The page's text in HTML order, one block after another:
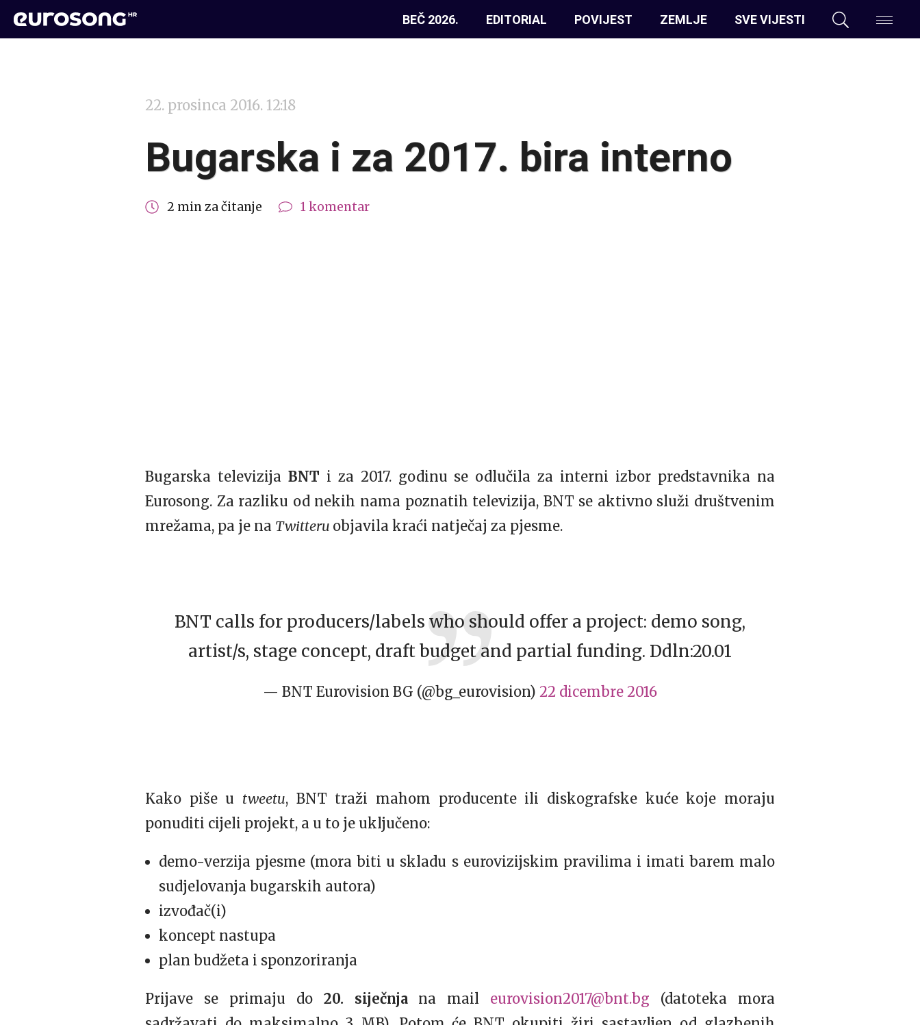
BEČ 2026. EDITORIAL POVIJEST ZEMLJE SVE VIJESTI
22. prosinca 2016. 12:18
Bugarska i za 2017. bira interno
2 min za čitanje 1 komentar
Bugarska televizija BNT i za 2017. godinu se odlučila za interni izbor predstavnika na
Eurosong. Za razliku od nekih nama poznatih televizija, BNT se aktivno služi društvenim
mrežama, pa je na Twitteru objavila kraći natječaj za pjesme.
BNT calls for producers/labels who should offer a project: demo song,
artist/s, stage concept, draft budget and partial funding. Ddln:20.01
— BNT Eurovision BG (@bg_eurovision) 22 dicembre 2016
Kako piše u tweetu, BNT traži mahom producente ili diskografske kuće koje moraju
ponuditi cijeli projekt, a u to je uključeno:
demo-verzija pjesme (mora biti u skladu s eurovizijskim pravilima i imati barem malo
sudjelovanja bugarskih autora)
izvođač(i)
koncept nastupa
plan budžeta i sponzoriranja
Prijave se primaju do 20. siječnja na mail eurovision2017@bnt.bg (datoteka mora